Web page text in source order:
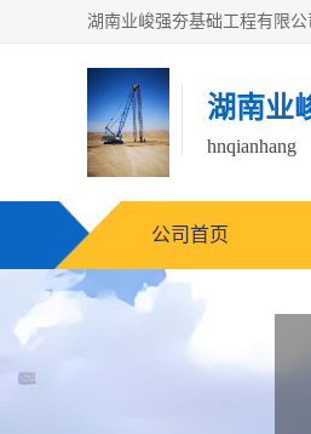
湖南业
hnqianhang
公司首页